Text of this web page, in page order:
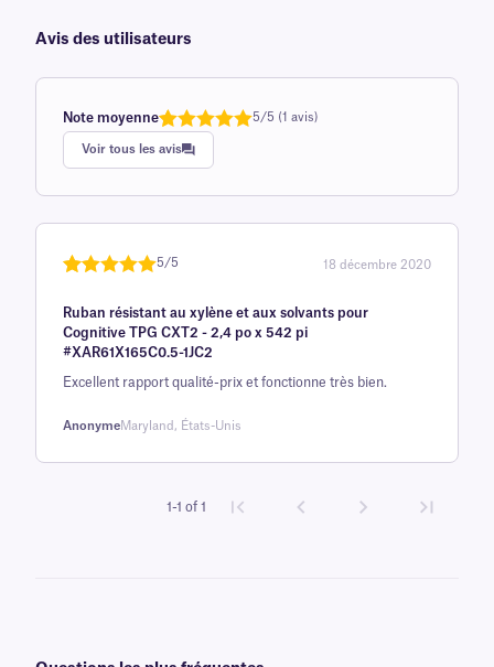
Avis des utilisateurs
Note moyenne
Note
sur 5
basée sur
1
avis client
5/5 (1 avis)
Voir tous les avis
5 sur la
base d'
5/5 18 décembre 2020
Ruban résistant au xylène et aux solvants pour
Cognitive TPG CXT2 - 2,4 po x 542 pi
#XAR61X165C0.5-1JC2
Excellent rapport qualité-prix et fonctionne très bien.
AnonymeMaryland, États-Unis
1-1 of 1